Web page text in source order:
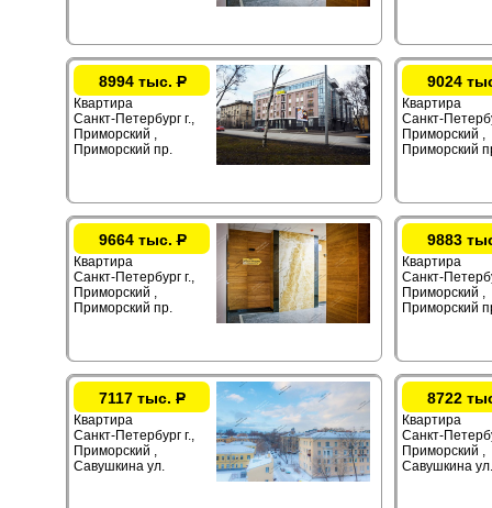
8994 тыс.Р
Квартира
Санкт-Петербург г.,
Приморский ,
Приморский пр.
9024
Квартира
Санкт-
Приморский ,
Приморский
9664 тыс.Р
Квартира
Санкт-Петербург г.,
Приморский ,
Приморский пр.
9883
Квартира
Санкт-
Приморский ,
Приморский
7117 тыс. Р
Квартира
Санкт-Петербург г.,
Приморский ,
Савушкина ул.
8722
Квартира
Санкт-
Приморский ,
Савушкина ул.